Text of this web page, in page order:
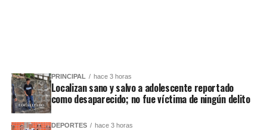
PRINCIPAL hace 3 horas
Localizan sano y salvo a adolescente reportado
como desaparecido; no fue víctima de ningún delito
DEPORTES hace 3 horas